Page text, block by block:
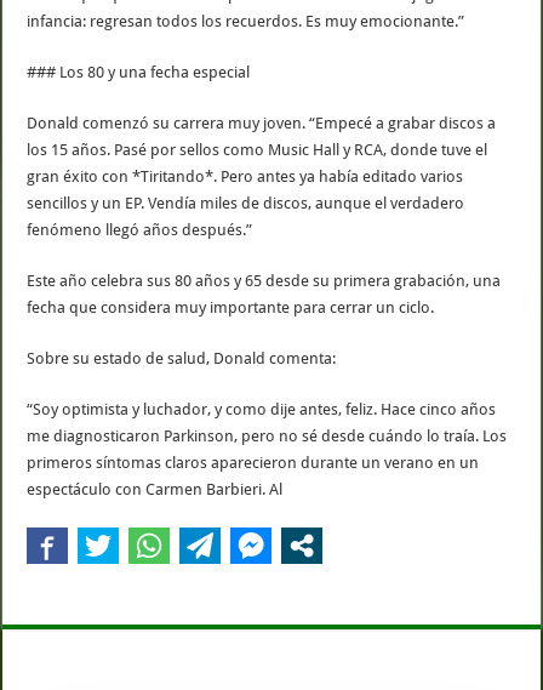
infancia: regresan todos los recuerdos. Es muy emocionante.”
### Los 80 y una fecha especial
Donald comenzó su carrera muy joven. “Empecé a grabar discos a
los 15 años. Pasé por sellos como Music Hall y RCA, donde tuve el
gran éxito con *Tiritando*. Pero antes ya había editado varios
sencillos y un EP. Vendía miles de discos, aunque el verdadero
fenómeno llegó años después.”
Este año celebra sus 80 años y 65 desde su primera grabación, una
fecha que considera muy importante para cerrar un ciclo.
Sobre su estado de salud, Donald comenta:
“Soy optimista y luchador, y como dije antes, feliz. Hace cinco años
me diagnosticaron Parkinson, pero no sé desde cuándo lo traía. Los
primeros síntomas claros aparecieron durante un verano en un
espectáculo con Carmen Barbieri. Al